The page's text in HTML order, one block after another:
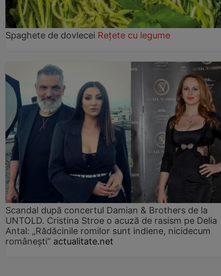
Spaghete de dovlecei Rețete cu legume
Scandal după concertul Damian & Brothers de la
UNTOLD. Cristina Stroe o acuză de rasism pe Delia
Antal: „Rădăcinile romilor sunt indiene, nicidecum
românești” actualitate.net